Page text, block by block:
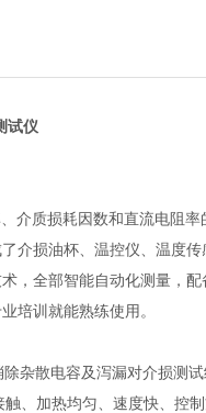
试仪
介质损耗因数和直流电阻
介损油杯、温控仪、温度
，全部智能自动化测量，
培训就能熟练使用。
杂散电容及泻漏对介损测试
、加热均匀、速度快、控